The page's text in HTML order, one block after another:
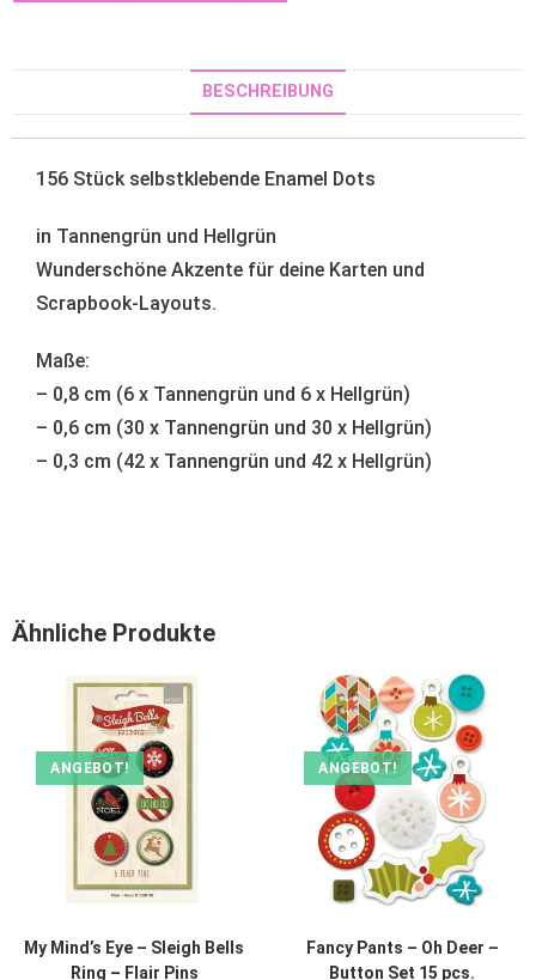
BESCHREIBUNG
156 Stück selbstklebende Enamel Dots
in Tannengrün und Hellgrün
Wunderschöne Akzente für deine Karten und
Scrapbook-Layouts.
Maße:
– 0,8 cm (6 x Tannengrün und 6 x Hellgrün)
– 0,6 cm (30 x Tannengrün und 30 x Hellgrün)
– 0,3 cm (42 x Tannengrün und 42 x Hellgrün)
Ähnliche Produkte
ANGEBOT!
My Mind’s Eye – Sleigh Bells
Ring – Flair Pins
ANGEBOT!
Fancy Pants – Oh Deer –
Button Set 15 pcs.